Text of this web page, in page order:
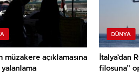
müzakere açıklamasına
yalanlama
DÜNYA
İtalya’dan
filosuna”